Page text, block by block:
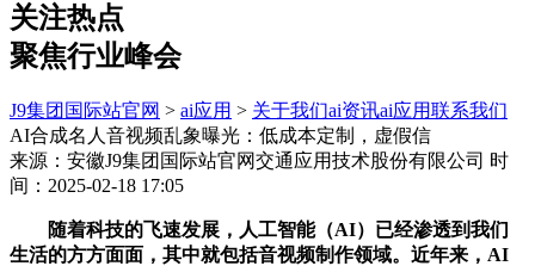
关注热点
聚焦行业峰会
J9集团国际站官网 > ai应用 > 关于我们ai资讯ai应用联系我们
AI合成名人音视频乱象曝光：低成本定制，虚假信
来源：安徽J9集团国际站官网交通应用技术股份有限公司 时
间：2025-02-18 17:05
随着科技的飞速发展，人工智能（AI）已经渗透到我们
生活的方方面面，其中就包括音视频制作领域。近年来，AI